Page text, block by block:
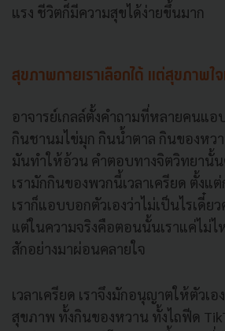
แรง ชีวิตก็มีความสุขได้ง่ายขึ้นมาก
สุขภาพกายเราเลือกได้ แต่สุขภาพใจ
อาจารย์เกลล์ตั้งคำถามที่หลายคนแอ
กินชานมไข่มุก กินน้ำตาล กินของหว
มันทำให้อ้วน คำตอบทางจิตวิทยานั้น
เรามักกินของพวกนี้เวลาเครียด ตั้งแ
เราก็แอบบอกตัวเองว่าไม่เป็นไรเดี๋ย
แต่ในความจริงคือตอนนั้นเราแค่ไม่ไ
สักอย่างมาผ่อนคลายใจ
เวลาเครียด เราจึงมักอนุญาตให้ตัวเ
สุขภาพ ทั้งกินของหวาน ทั้งไถฟีด